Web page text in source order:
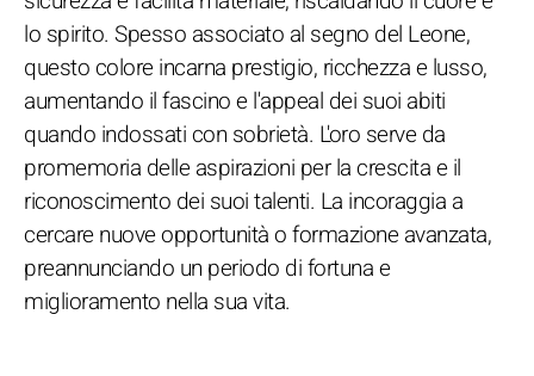
lo spirito. Spesso associato al segno del Leone,
questo colore incarna prestigio, ricchezza e lusso,
aumentando il fascino e l'appeal dei suoi abiti
quando indossati con sobrietà. L'oro serve da
promemoria delle aspirazioni per la crescita e il
riconoscimento dei suoi talenti. La incoraggia a
cercare nuove opportunità o formazione avanzata,
preannunciando un periodo di fortuna e
miglioramento nella sua vita.